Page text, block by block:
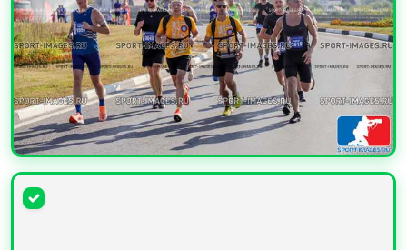
УВЕЛИЧИТЬ